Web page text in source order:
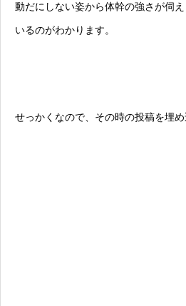
動だにしない姿から体幹の強さが伺
いるのがわかります。
せっかくなので、その時の投稿を埋め